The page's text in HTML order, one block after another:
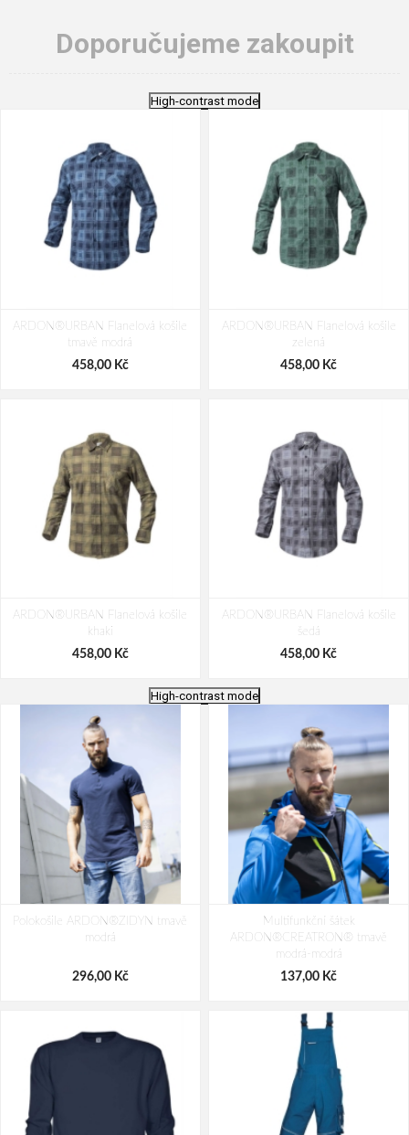
Doporučujeme zakoupit
High-contrast mode
ARDON®URBAN Flanelová košile
tmavě modrá
458,00 Kč
ARDON®URBAN Flanelová košile
zelená
458,00 Kč
ARDON®URBAN Flanelová košile
khaki
458,00 Kč
ARDON®URBAN Flanelová košile
šedá
458,00 Kč
ARDON®URBAN Flanelová košile
hnědá
458,00 Kč
ARDON®URBAN Montérková blůza
modrá
394,00 Kč 953,00 Kč
High-contrast mode
Polokošile ARDON®ZIDYN tmavě
modrá
296,00 Kč
Multifunkční šátek
ARDON®CREATRON® tmavě
modrá-modrá
137,00 Kč